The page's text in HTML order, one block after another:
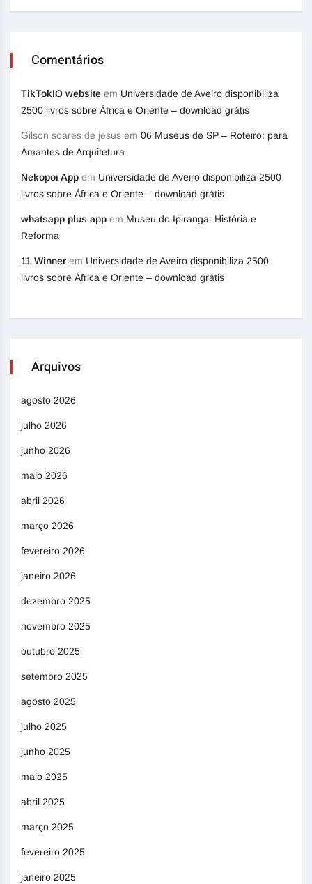
Comentários
TikTokIO website em Universidade de Aveiro disponibiliza
2500 livros sobre África e Oriente – download grátis
Gilson soares de jesus em 06 Museus de SP – Roteiro: para
Amantes de Arquitetura
Nekopoi App em Universidade de Aveiro disponibiliza 2500
livros sobre África e Oriente – download grátis
whatsapp plus app em Museu do Ipiranga: História e
Reforma
11 Winner em Universidade de Aveiro disponibiliza 2500
livros sobre África e Oriente – download grátis
Arquivos
agosto 2026
julho 2026
junho 2026
maio 2026
abril 2026
março 2026
fevereiro 2026
janeiro 2026
dezembro 2025
novembro 2025
outubro 2025
setembro 2025
agosto 2025
julho 2025
junho 2025
maio 2025
abril 2025
março 2025
fevereiro 2025
janeiro 2025